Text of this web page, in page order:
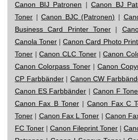
Canon BIJ Patronen |Canon BJ
Toner |Canon BJC (Patronen) |
Business Card Printer Toner |
Canola Toner |Canon Card Photo
Toner |Canon CLC Toner|Canon
Canon Colorpass Toner| Canon
CP Farbbänder| Canon CW
Canon ES Farbbänder | Canon F
Canon Fax B Toner|Canon Fax C
Toner | Canon Fax L Toner | Canon
FC Toner | Canon Fileprint Toner |